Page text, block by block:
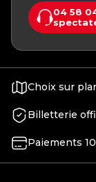
04 58
Choix sur
Billetterie
Paiements